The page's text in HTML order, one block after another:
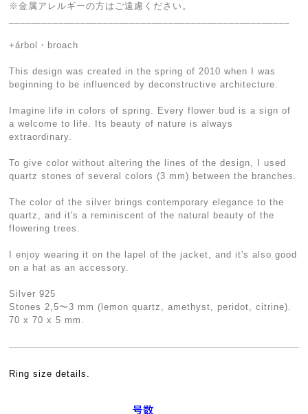
※金属アレルギーの方はご遠慮ください。
+árbol・broach
This design was created in the spring of 2010 when I was
beginning to be influenced by deconstructive architecture.
Imagine life in colors of spring. Every flower bud is a sign of
a welcome to life. Its beauty of nature is always
extraordinary.
To give color without altering the lines of the design, I used
quartz stones of several colors (3 mm) between the branches.
The color of the silver brings contemporary elegance to the
quartz, and it's a reminiscent of the natural beauty of the
flowering trees.
I enjoy wearing it on the lapel of the jacket, and it's also good
on a hat as an accessory.
Silver 925
Stones 2,5〜3 mm (lemon quartz, amethyst, peridot, citrine).
70 x 70 x 5 mm.
Ring size details.